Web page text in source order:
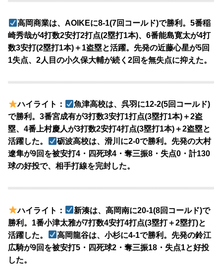
高岡商業は、AOIKEに8-1(7回コールド)で勝利。5番稲
崎秀哉が4打数2安打2打点(2塁打1本)、6番能島寛太が4打
数3安打(2塁打1本)＋1盗塁と活躍。先発の近藤心星が5回
1失点、2人目の小久保大輔が続く2回を無失点に抑えた。
ハイライト：
魚津高校は、呉羽に12-2(5回コールド)
で勝利。3番宮成有が3打数3安打1打点(3塁打1本)＋2盗
塁、4番上村慶人が3打数2安打4打点(3塁打1本)＋2盗塁と
活躍した。
砺波高校は、滑川に2-0で勝利。先発の大村
遼隼が9回を被安打4・四死球4・奪三振8・失点0・計130
球の好投で、相手打線を完封した。
ハイライト：
新湊は、高岡南に20-1(8回コールド)で
勝利。1番小津太雅が7打数4安打4打点(3塁打＋2塁打)と
活躍した。
高岡龍谷は、小杉に4-1で勝利。先発の鈴江
広騎が9回を被安打5・四死球2・奪三振18・失点1と好投
した。